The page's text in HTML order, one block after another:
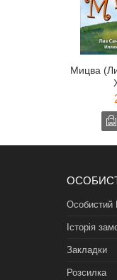
Мицва
Особистий
Історія
Закладки
Розсилка